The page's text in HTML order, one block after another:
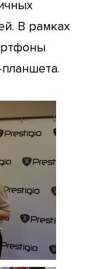
В рамках